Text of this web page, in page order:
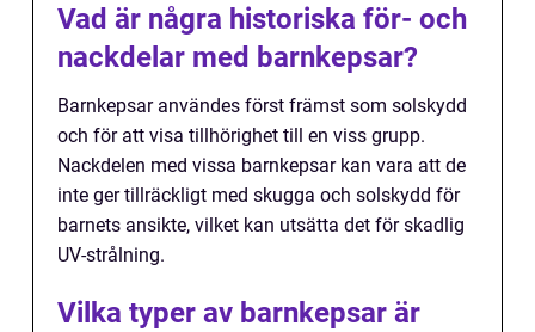
Vad är några historiska för- och
nackdelar med barnkepsar?
Barnkepsar användes först främst som solskydd
och för att visa tillhörighet till en viss grupp.
Nackdelen med vissa barnkepsar kan vara att de
inte ger tillräckligt med skugga och solskydd för
barnets ansikte, vilket kan utsätta det för skadlig
UV-strålning.
Vilka typer av barnkepsar är